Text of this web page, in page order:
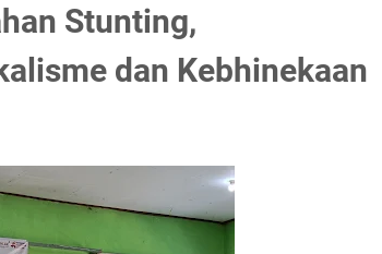
Stunting,
dan Kebhinekaan